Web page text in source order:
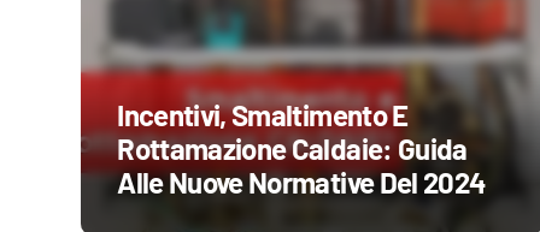
Incentivi, Smaltimento E
Rottamazione Caldaie: Guida
Alle Nuove Normative Del 2024